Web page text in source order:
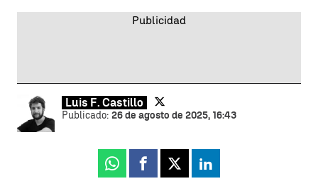
Luis F. Castillo
Publicado: 26 de agosto de 2025, 16:43
Whatsapp
Facebook
X Linkedin